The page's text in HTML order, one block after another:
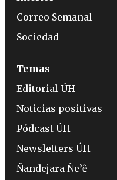
Correo Semanal
Sociedad
Temas
Editorial ÚH
Noticias positivas
Pódcast ÚH
Newsletters ÚH
Ñandejara Ñe’ẽ